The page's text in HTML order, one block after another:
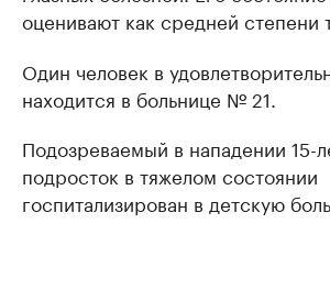
оценивают как средней степени
Один человек в
находится в больнице № 21.
Подозреваемый в нападении 15-
подросток в тяжелом состоянии
госпитализирован в детскую